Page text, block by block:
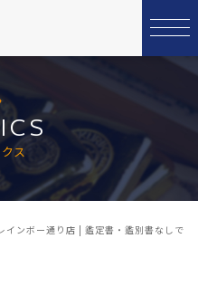
ス
インボー通り店 | 鑑定書・鑑別書なしで